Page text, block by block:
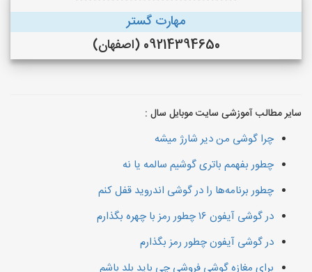
مهارت گستر
09214394650 (اصفهان)
سایر مطالب آموزشی سایت موبایل سال :
چرا گوشی من دیر شارژ میشه
چطور بفهمم باتری گوشیم سالمه یا نه
چطور برنامه‌ها را در گوشی اندروید قفل کنم
در گوشی آیفون ۱۶ چطور رمز با چهره بگذارم
در گوشی آیفون چطور رمز بگذارم
برای مغازه گوشی فروشی چی باید بلد باشم